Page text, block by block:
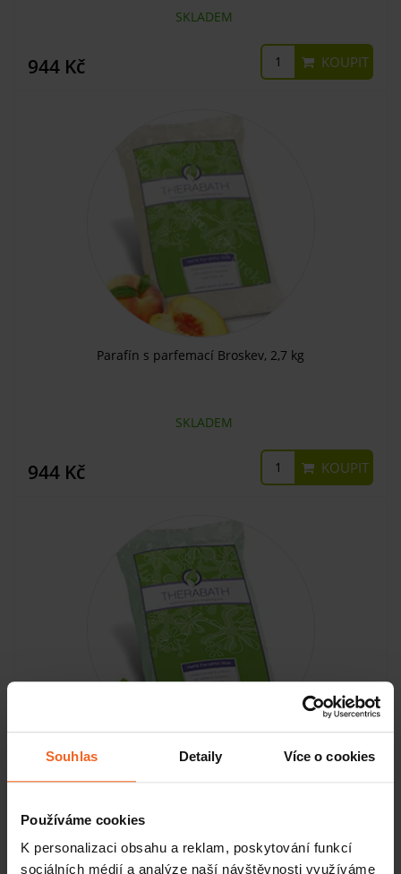
Souhlas Detaily Více o cookies
Používáme cookies
K personalizaci obsahu a reklam, poskytování funkcí
sociálních médií a analýze naší návštěvnosti využíváme
SKLADEM
944 Kč KOUPIT
Parafín s parfemací Broskev, 2,7 kg
SKLADEM
944 Kč KOUPIT
Parafín s parfemací Máta, 2,7 kg